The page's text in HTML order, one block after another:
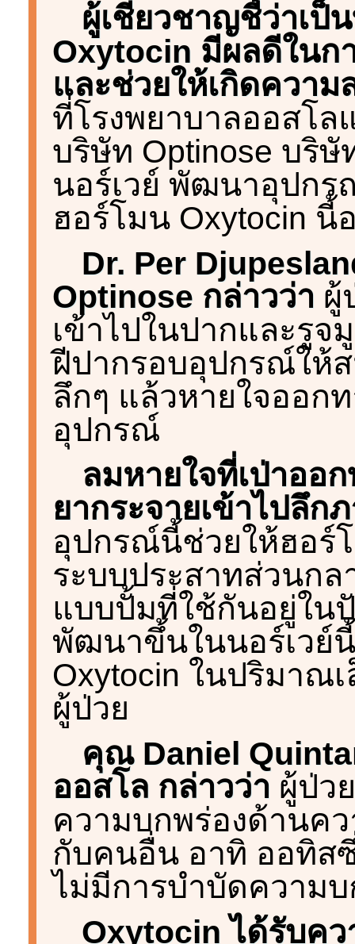
ผู้เชี่ยวชาญชี้ว่าเป็
Oxytocin มีผลดีในก
และช่วยให้เกิดความ
ที่โรงพยาบาลออสโล
บริษัท Optinose บริ
นอร์เวย์ พัฒนาอุปก
ฮอร์โมน Oxytocin นี้
Dr. Per
Optinose กล่าวว่า ผู้
เข้าไปในปากและรูจ
ฝีปากรอบอุปกรณ์ให้
ลึกๆ แล้วหายใจออก
อุปกรณ์
ลมหายใจที่เป่าออ
ยากระจายเข้าไปลึก
อุปกรณ์นี้ช่วยให้ฮอร์
ระบบประสาทส่วนกล
แบบปั้มที่ใช้กันอยู่ใน
พัฒนาขึ้นในนอร์เวย์
Oxytocin ในปริมาณ
ผู้ป่วย
คุณ Daniel
ออสโล กล่าวว่า ผู้ป่ว
ความบกพร่องด้านค
กับคนอื่น อาทิ ออทิส
ไม่มีการบำบัดความบ
Oxytocin ได้รับค